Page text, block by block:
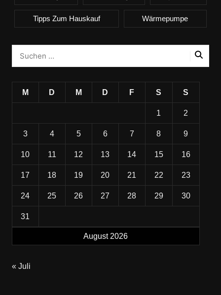
Tipps Zum Hauskauf Wärmepumpe
August 2026
M D M D F S S
1 2
3 4 5 6 7 8 9
10 11 12 13 14 15 16
17 18 19 20 21 22 23
24 25 26 27 28 29 30
31
« Juli